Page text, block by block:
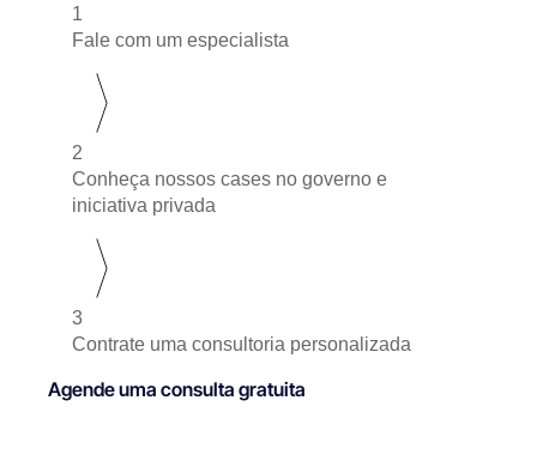
1
Fale com um especialista
2
Conheça nossos cases no governo e
iniciativa privada
3
Contrate uma consultoria personalizada
Agende uma consulta gratuita